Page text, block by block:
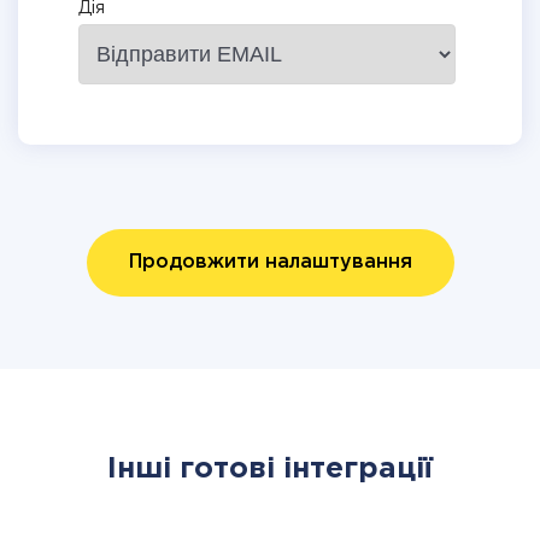
Дія
Продовжити налаштування
Інші готові інтеграції